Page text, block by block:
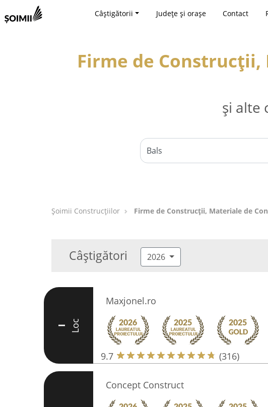
Câștigătorii Județe și orașe Contact
Firme de
și alte
Șoimii Construcțiilor Firme de Construcții, Materiale de
Câștigători 2026
I Loc
Maxjonel.ro
9.7 (316)
Concept Construct